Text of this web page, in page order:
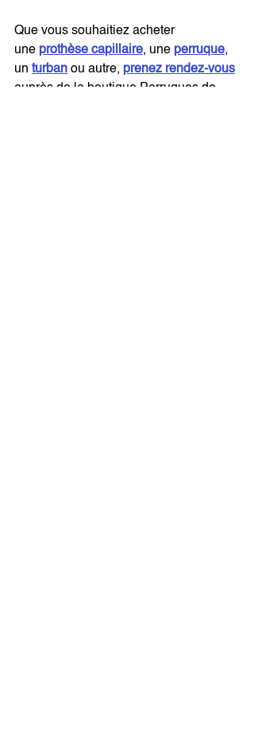
Que vous souhaitiez acheter
une prothèse capillaire, une perruque,
un turban ou autre, prenez rendez-vous
auprès de la boutique Perruques de